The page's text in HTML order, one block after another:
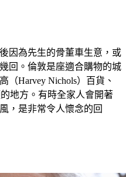
因為先生的骨董車生意，或
回。倫敦是座適合購物的城
（Harvey Nichols）百貨、
地方。有時全家人會開著
，是非常令人懷念的回